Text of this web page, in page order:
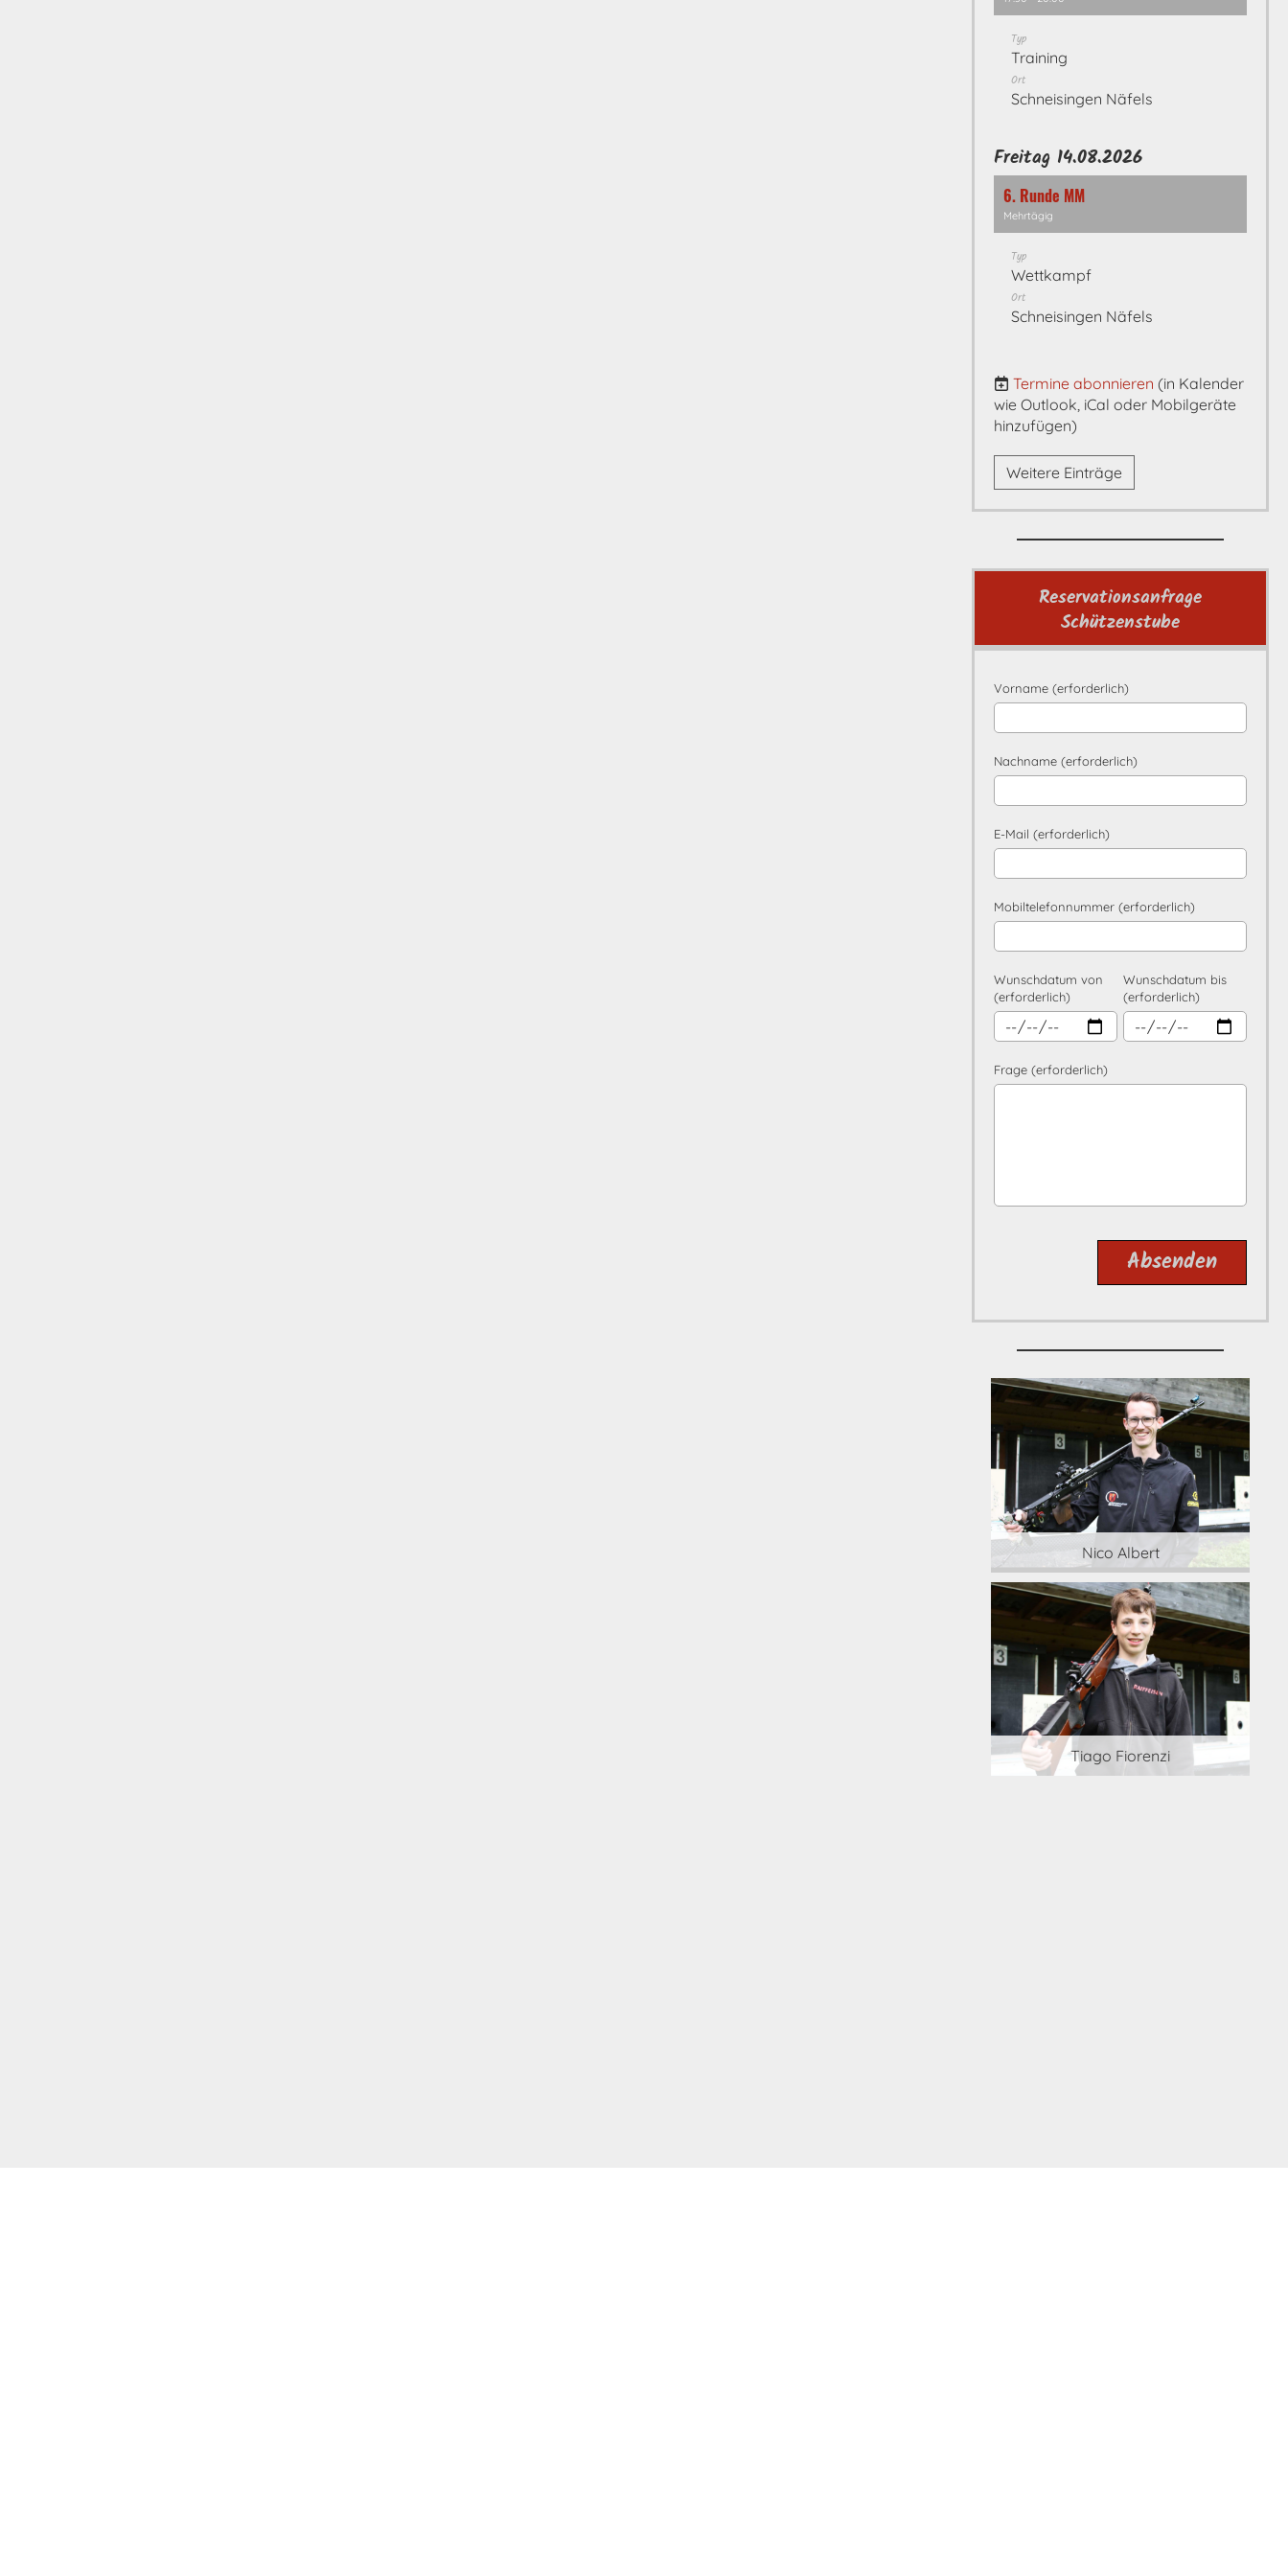
Typ
Training
Ort
Schneisingen Näfels
Freitag 14.08.2026
6. Runde MM
Mehrtägig
Typ
Wettkampf
Ort
Schneisingen Näfels
Termine abonnieren (in Kalender
wie Outlook, iCal oder Mobilgeräte
hinzufügen)
Weitere Einträge
Reservationsanfrage
Schützenstube
Vorname (erforderlich)
Nachname (erforderlich)
E-Mail (erforderlich)
Mobiltelefonnummer (erforderlich)
Wunschdatum von
(erforderlich)
Wunschdatum bis
(erforderlich)
Frage (erforderlich)
Nico Albert
Tiago Fiorenzi